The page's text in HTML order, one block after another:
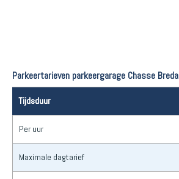
Parkeertarieven parkeergarage Chasse Breda
Tijdsduur
Per uur
Maximale dagtarief